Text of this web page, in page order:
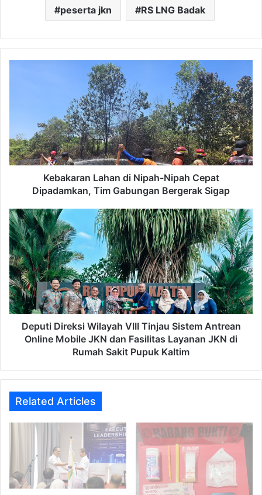
peserta jkn RS LNG Badak
Dipadamkan,
Tim
Gabungan
Kebakaran Lahan di Nipah-Nipah Cepat
Dipadamkan, Tim Gabungan Bergerak Sigap
Deputi
Direksi
Wilayah
VIII
Tinjau
Sistem
Antrean
Online
Mobile
JKN
JKN
Rumah
Sakit
Pupuk
Deputi Direksi Wilayah VIII Tinjau Sistem Antrean
Online Mobile JKN dan Fasilitas Layanan JKN di
Rumah Sakit Pupuk Kaltim
Related Articles